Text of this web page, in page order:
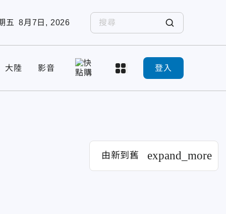
五 8月7日, 2026
大陸 影音 登入
由新到舊 expand_more